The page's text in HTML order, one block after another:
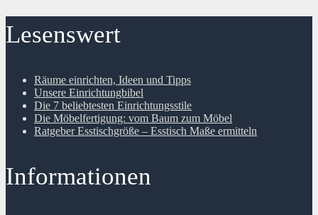
Lesenswert
Räume einrichten, Ideen und Tipps
Unsere Einrichtungbibel
Die 7 beliebtesten Einrichtungsstile
Die Möbelfertigung: vom Baum zum Möbel
Ratgeber Esstischgröße – Esstisch Maße ermitteln
Informationen